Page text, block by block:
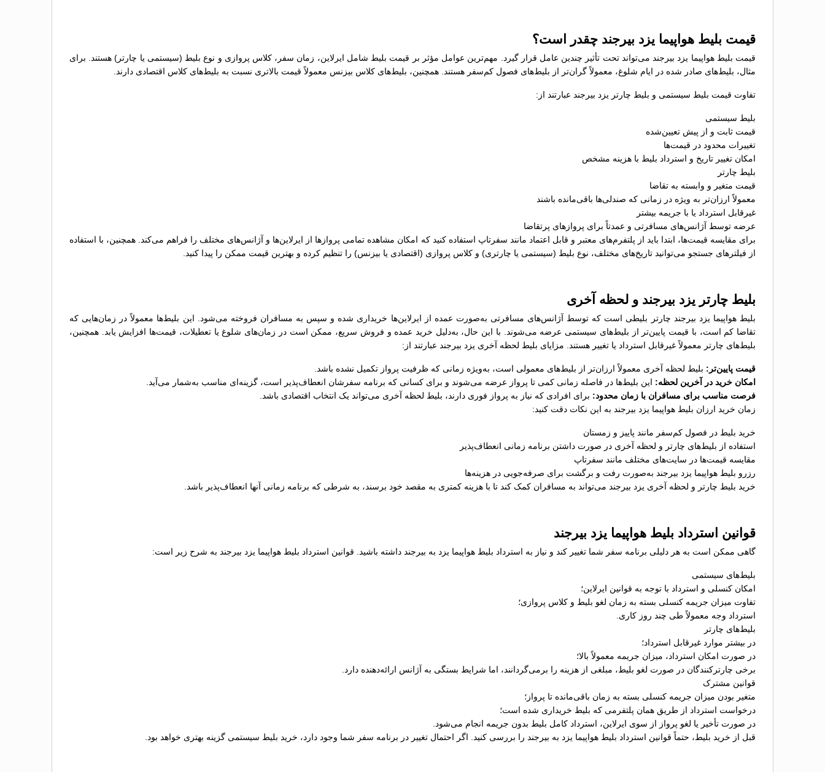
قیمت بلیط هواپیما یزد بیرجند چقدر است؟
قیمت بلیط هواپیما یزد بیرجند می‌تواند تحت تأثیر چندین عامل قرار گیرد. مهم‌ترین عوامل مؤثر بر قیمت بلیط شامل ایرلاین، زمان سفر، کلاس پروازی و نوع بلیط (سیستمی یا چارتر) هستند. برای
مثال، بلیط‌های صادر شده در ایام شلوغ، معمولاً گران‌تر از بلیط‌های فصول کم‌سفر هستند. همچنین، بلیط‌های کلاس بیزنس معمولاً قیمت بالاتری نسبت به بلیط‌های کلاس اقتصادی دارند.
تفاوت قیمت بلیط سیستمی و بلیط چارتر یزد بیرجند عبارتند از:
بلیط سیستمی
قیمت ثابت و از پیش تعیین‌شده
تغییرات محدود در قیمت‌ها
امکان تغییر تاریخ و استرداد بلیط با هزینه مشخص
بلیط چارتر
قیمت متغیر و وابسته به تقاضا
معمولاً ارزان‌تر به ویژه در زمانی که صندلی‌ها باقی‌مانده باشند
غیرقابل استرداد یا با جریمه بیشتر
عرضه توسط آژانس‌های مسافرتی و عمدتاً برای پروازهای پرتقاضا
برای مقایسه قیمت‌ها، ابتدا باید از پلتفرم‌های معتبر و قابل اعتماد مانند سفرتاپ استفاده کنید که امکان مشاهده تمامی پروازها از ایرلاین‌ها و آژانس‌های مختلف را فراهم می‌کند. همچنین، با استفاده
از فیلترهای جستجو می‌توانید تاریخ‌های مختلف، نوع بلیط (سیستمی یا چارتری) و کلاس پروازی (اقتصادی یا بیزنس) را تنظیم کرده و بهترین قیمت ممکن را پیدا کنید.
بلیط چارتر یزد بیرجند و لحظه آخری
بلیط هواپیما یزد بیرجند چارتر بلیطی است که توسط آژانس‌های مسافرتی به‌صورت عمده از ایرلاین‌ها خریداری شده و سپس به مسافران فروخته می‌شود. این بلیط‌ها معمولاً در زمان‌هایی که
تقاضا کم است، با قیمت پایین‌تر از بلیط‌های سیستمی عرضه می‌شوند. با این حال، به‌دلیل خرید عمده و فروش سریع، ممکن است در زمان‌های شلوغ یا تعطیلات، قیمت‌ها افزایش یابد. همچنین،
بلیط‌های چارتر معمولاً غیرقابل استرداد یا تغییر هستند. مزایای بلیط لحظه آخری یزد بیرجند عبارتند از:
قیمت پایین‌تر: بلیط لحظه آخری معمولاً ارزان‌تر از بلیط‌های معمولی است، به‌ویژه زمانی که ظرفیت پرواز تکمیل نشده باشد.
امکان خرید در آخرین لحظه: این بلیط‌ها در فاصله زمانی کمی تا پرواز عرضه می‌شوند و برای کسانی که برنامه سفرشان انعطاف‌پذیر است، گزینه‌ای مناسب به‌شمار می‌آید.
فرصت مناسب برای مسافران با زمان محدود: برای افرادی که نیاز به پرواز فوری دارند، بلیط لحظه آخری می‌تواند یک انتخاب اقتصادی باشد.
زمان خرید ارزان بلیط هواپیما یزد بیرجند به این نکات دقت کنید:
خرید بلیط در فصول کم‌سفر مانند پاییز و زمستان
استفاده از بلیط‌های چارتر و لحظه آخری در صورت داشتن برنامه زمانی انعطاف‌پذیر
مقایسه قیمت‌ها در سایت‌های مختلف مانند سفرتاپ
رزرو بلیط هواپیما یزد بیرجند به‌صورت رفت و برگشت برای صرفه‌جویی در هزینه‌ها
خرید بلیط چارتر و لحظه آخری یزد بیرجند می‌تواند به مسافران کمک کند تا با هزینه کمتری به مقصد خود برسند، به شرطی که برنامه زمانی آنها انعطاف‌پذیر باشد.
قوانین استرداد بلیط هواپیما یزد بیرجند
گاهی ممکن است به هر دلیلی برنامه سفر شما تغییر کند و نیاز به استرداد بلیط هواپیما یزد به بیرجند داشته باشید. قوانین استرداد بلیط هواپیما یزد بیرجند به شرح زیر است:
بلیط‌های سیستمی
امکان کنسلی و استرداد با توجه به قوانین ایرلاین؛
تفاوت میزان جریمه کنسلی بسته به زمان لغو بلیط و کلاس پروازی؛
استرداد وجه معمولاً طی چند روز کاری.
بلیط‌های چارتر
در بیشتر موارد غیرقابل استرداد؛
در صورت امکان استرداد، میزان جریمه معمولاً بالا؛
برخی چارترکنندگان در صورت لغو بلیط، مبلغی از هزینه را برمی‌گردانند، اما شرایط بستگی به آژانس ارائه‌دهنده دارد.
قوانین مشترک
متغیر بودن میزان جریمه کنسلی بسته به زمان باقی‌مانده تا پرواز؛
درخواست استرداد از طریق همان پلتفرمی که بلیط خریداری شده است؛
در صورت تأخیر یا لغو پرواز از سوی ایرلاین، استرداد کامل بلیط بدون جریمه انجام می‌شود.
قبل از خرید بلیط، حتماً قوانین استرداد بلیط هواپیما یزد به بیرجند را بررسی کنید. اگر احتمال تغییر در برنامه سفر شما وجود دارد، خرید بلیط سیستمی گزینه بهتری خواهد بود.